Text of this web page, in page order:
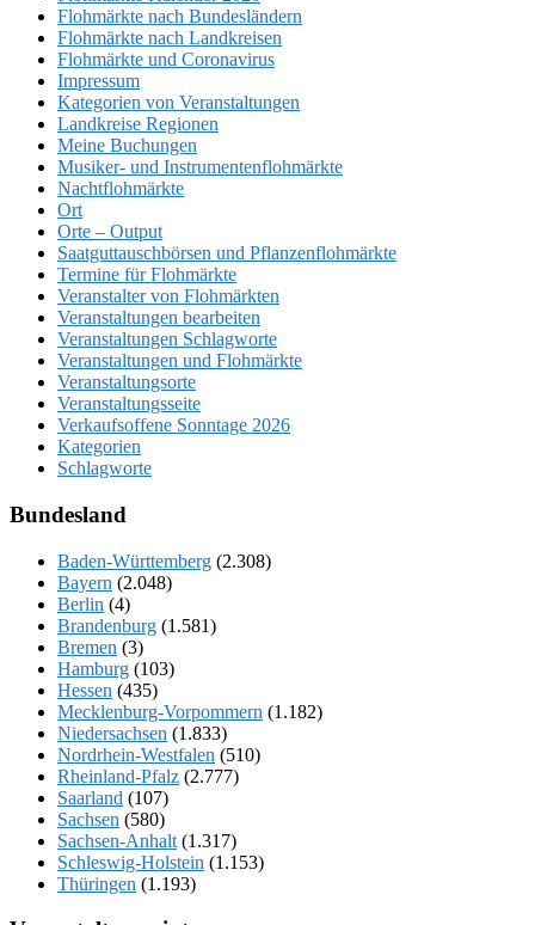
Flohmärkte nach Bundesländern
Flohmärkte nach Landkreisen
Flohmärkte und Coronavirus
Impressum
Kategorien von Veranstaltungen
Landkreise Regionen
Meine Buchungen
Musiker- und Instrumentenflohmärkte
Nachtflohmärkte
Ort
Orte – Output
Saatguttauschbörsen und Pflanzenflohmärkte
Termine für Flohmärkte
Veranstalter von Flohmärkten
Veranstaltungen bearbeiten
Veranstaltungen Schlagworte
Veranstaltungen und Flohmärkte
Veranstaltungsorte
Veranstaltungsseite
Verkaufsoffene Sonntage 2026
Kategorien
Schlagworte
Bundesland
Baden-Württemberg (2.308)
Bayern (2.048)
Berlin (4)
Brandenburg (1.581)
Bremen (3)
Hamburg (103)
Hessen (435)
Mecklenburg-Vorpommern (1.182)
Niedersachsen (1.833)
Nordrhein-Westfalen (510)
Rheinland-Pfalz (2.777)
Saarland (107)
Sachsen (580)
Sachsen-Anhalt (1.317)
Schleswig-Holstein (1.153)
Thüringen (1.193)